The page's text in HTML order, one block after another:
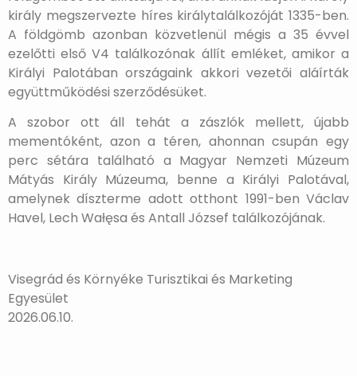
király megszervezte híres királytalálkozóját 1335-ben.
A földgömb azonban közvetlenül mégis a 35 évvel
ezelőtti első V4 találkozónak állít emléket, amikor a
Királyi Palotában országaink akkori vezetői aláírták
együttműködési szerződésüket.
A szobor ott áll tehát a zászlók mellett, újabb
mementóként, azon a téren, ahonnan csupán egy
perc sétára található a Magyar Nemzeti Múzeum
Mátyás Király Múzeuma, benne a Királyi Palotával,
amelynek díszterme adott otthont 1991-ben Václav
Havel, Lech Wałęsa és Antall József találkozójának.
Visegrád és Környéke Turisztikai és Marketing
Egyesület
2026.06.10.